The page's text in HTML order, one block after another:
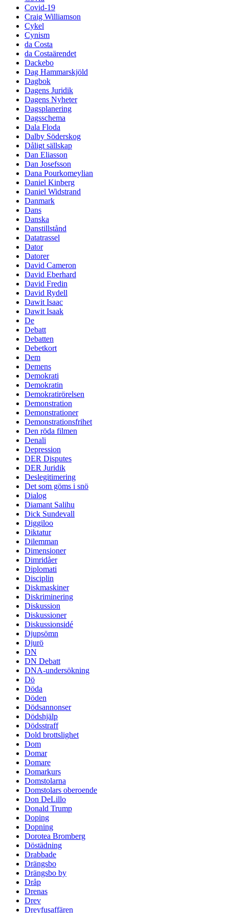
Covid-19
Craig Williamson
Cykel
Cynism
da Costa
da Costaärendet
Dackebo
Dag Hammarskjöld
Dagbok
Dagens Juridik
Dagens Nyheter
Dagsplanering
Dagsschema
Dala Floda
Dalby Söderskog
Dåligt sällskap
Dan Eliasson
Dan Josefsson
Dana Pourkomeylian
Daniel Kinberg
Daniel Widstrand
Danmark
Dans
Danska
Danstillstånd
Datatrassel
Dator
Datorer
David Cameron
David Eberhard
David Fredin
David Rydell
Dawit Isaac
Dawit Isaak
De
Debatt
Debatten
Debetkort
Dem
Demens
Demokrati
Demokratin
Demokratirörelsen
Demonstration
Demonstrationer
Demonstrationsfrihet
Den röda filmen
Denali
Depression
DER Disputes
DER Juridik
Deslegitimering
Det som göms i snö
Dialog
Diamant Salihu
Dick Sundevall
Diggiloo
Diktatur
Dilemman
Dimensioner
Dimridåer
Diplomati
Disciplin
Diskmaskiner
Diskriminering
Diskussion
Diskussioner
Diskussionsidé
Djupsömn
Djurö
DN
DN Debatt
DNA-undersökning
Dö
Döda
Döden
Dödsannonser
Dödshjälp
Dödsstraff
Dold brottslighet
Dom
Domar
Domare
Domarkurs
Domstolarna
Domstolars oberoende
Don DeLillo
Donald Trump
Doping
Dopning
Dorotea Bromberg
Döstädning
Drabbade
Drängsbo
Drängsbo by
Dråp
Drenas
Drev
Dreyfusaffären